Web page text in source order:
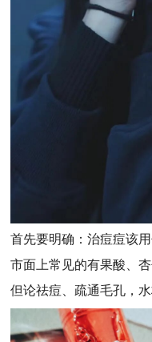
首先要明确：治痘痘该
市面上常见的有果酸、
但论祛痘、疏通毛孔，